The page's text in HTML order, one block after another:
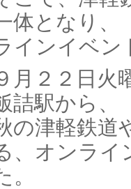
体となり、
インイベン
月２２日火
詰駅から、
の津軽鉄道
、オンライ
。